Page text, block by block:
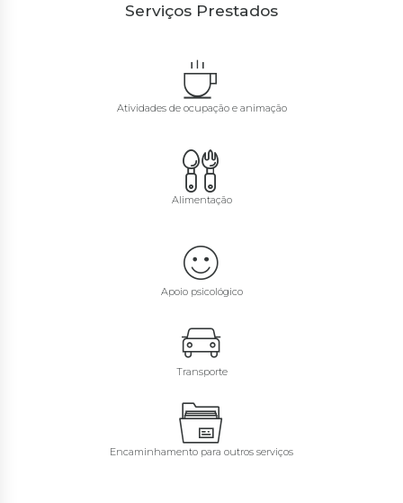
Serviços Prestados
Atividades de ocupação e animação
Alimentação
Apoio psicológico
Transporte
Encaminhamento para outros serviços